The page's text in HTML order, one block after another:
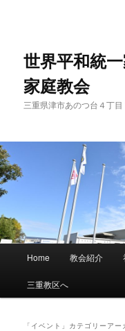
世界平和統
家庭教会
三重県津市あのつ台４丁目
メ
イ
サ
ブ
Home 教会紹介
三重教区へ
「 イベント 」カテゴリーアー